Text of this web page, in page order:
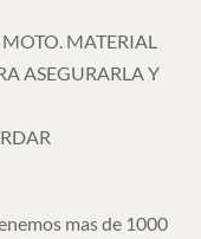
MATERIAL
ASEGURARLA Y
mas de 1000